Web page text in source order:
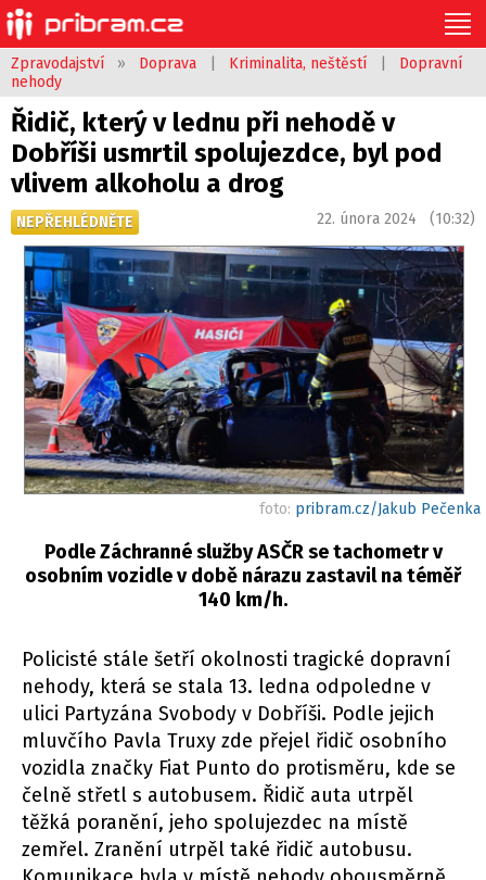
Zpravodajství » Doprava Kriminalita, neštěstí
Dopravní
nehody
Řidič, který v lednu při nehodě v
Dobříši usmrtil spolujezdce, byl pod
vlivem alkoholu a drog
NEPŘEHLÉDNĚTE 22. února 2024 (10:32)
foto: pribram.cz/Jakub Pečenka
Podle Záchranné služby ASČR se tachometr v
osobním vozidle v době nárazu zastavil na téměř
140 km/h.
Policisté stále šetří okolnosti tragické dopravní
nehody, která se stala 13. ledna odpoledne v
ulici Partyzána Svobody v Dobříši. Podle jejich
mluvčího Pavla Truxy zde přejel řidič osobního
vozidla značky Fiat Punto do protisměru, kde se
čelně střetl s autobusem. Řidič auta utrpěl
těžká poranění, jeho spolujezdec na místě
zemřel. Zranění utrpěl také řidič autobusu.